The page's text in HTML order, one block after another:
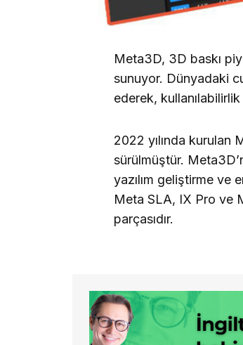
Meta3D, 3D baskı
sunuyor. Dünyadaki
ederek,
2022 yılında kurulan
sürülmüştür.
yazılım geliştirme ve
Meta SLA, IX Pro ve
parçasıdır.